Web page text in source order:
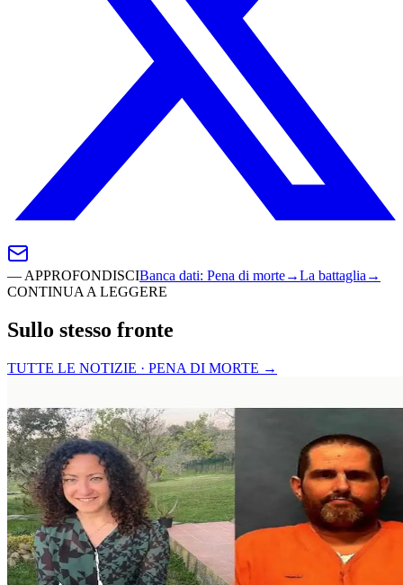
— APPROFONDISCIBanca dati: Pena di morte→La battaglia →
CONTINUA A LEGGERE
Sullo stesso fronte
TUTTE LE NOTIZIE · PENA DI MORTE →